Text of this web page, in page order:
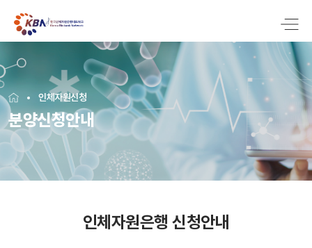
인체자원신청
분양신청안내
인체자원은행 신청안내